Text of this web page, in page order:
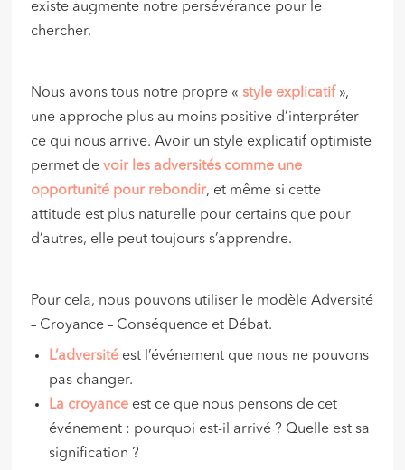
existe augmente notre persévérance pour le
chercher.
Nous avons tous notre propre «style explicatif »,
une approche plus au moins positive d’interpréter
ce qui nous arrive. Avoir un style explicatif optimiste
permet devoir les adversités comme une
opportunité pour rebondir, et même si cette
attitude est plus naturelle pour certains que pour
d’autres, elle peut toujours s’apprendre.
Pour cela, nous pouvons utiliser le modèle Adversité
– Croyance – Conséquence et Débat.
L’adversité est l’événement que nous ne pouvons
pas changer.
La croyance est ce que nous pensons de cet
événement : pourquoi est-il arrivé ? Quelle est sa
signification ?